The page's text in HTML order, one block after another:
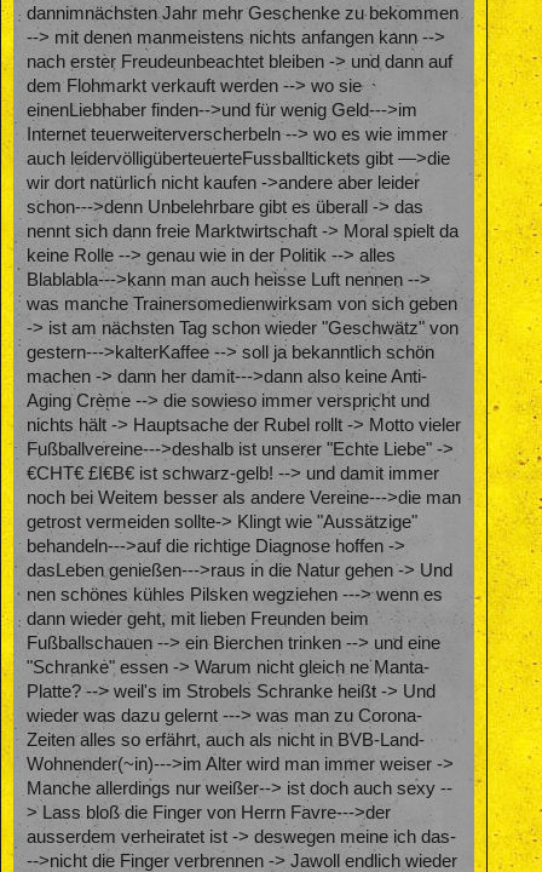
dannimnächsten Jahr mehr Geschenke zu bekommen
--> mit denen manmeistens nichts anfangen kann -->
nach erster Freudeunbeachtet bleiben -> und dann auf
dem Flohmarkt verkauft werden --> wo sie
einenLiebhaber finden-->und für wenig Geld--->im
Internet teuerweiterverscherbeln --> wo es wie immer
auch leidervölligüberteuerteFussballtickets gibt —>die
wir dort natürlich nicht kaufen ->andere aber leider
schon--->denn Unbelehrbare gibt es überall -> das
nennt sich dann freie Marktwirtschaft -> Moral spielt da
keine Rolle --> genau wie in der Politik --> alles
Blablabla--->kann man auch heisse Luft nennen -->
was manche Trainersomedienwirksam von sich geben
-> ist am nächsten Tag schon wieder "Geschwätz" von
gestern--->kalterKaffee --> soll ja bekanntlich schön
machen -> dann her damit--->dann also keine Anti-
Aging Crème --> die sowieso immer verspricht und
nichts hält -> Hauptsache der Rubel rollt -> Motto vieler
Fußballvereine--->deshalb ist unserer "Echte Liebe" ->
€CHT€ £I€B€ ist schwarz-gelb! --> und damit immer
noch bei Weitem besser als andere Vereine--->die man
getrost vermeiden sollte-> Klingt wie "Aussätzige"
behandeln--->auf die richtige Diagnose hoffen ->
dasLeben genießen--->raus in die Natur gehen -> Und
nen schönes kühles Pilsken wegziehen ---> wenn es
dann wieder geht, mit lieben Freunden beim
Fußballschauen --> ein Bierchen trinken --> und eine
"Schranke" essen -> Warum nicht gleich ne Manta-
Platte? --> weil's im Strobels Schranke heißt -> Und
wieder was dazu gelernt ---> was man zu Corona-
Zeiten alles so erfährt, auch als nicht in BVB-Land-
Wohnender(~in)--->im Alter wird man immer weiser ->
Manche allerdings nur weißer--> ist doch auch sexy --
> Lass bloß die Finger von Herrn Favre--->der
ausserdem verheiratet ist -> deswegen meine ich das-
-->nicht die Finger verbrennen -> Jawoll endlich wieder